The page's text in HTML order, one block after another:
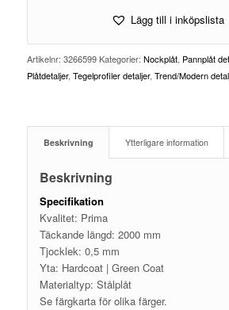
Lägg till i inköpslista
Artikelnr: 3266599 Kategorier: Nockplåt, Pannplåt
Plåtdetaljer, Tegelprofiler detaljer, Trend/Modern
Beskrivning Ytterligare information
Beskrivning
Specifikation
Kvalitet: Prima
Täckande längd: 2000 mm
Tjocklek: 0,5 mm
Yta: Hardcoat | Green Coat
Materialtyp: Stålplåt
Se färgkarta för olika färger.